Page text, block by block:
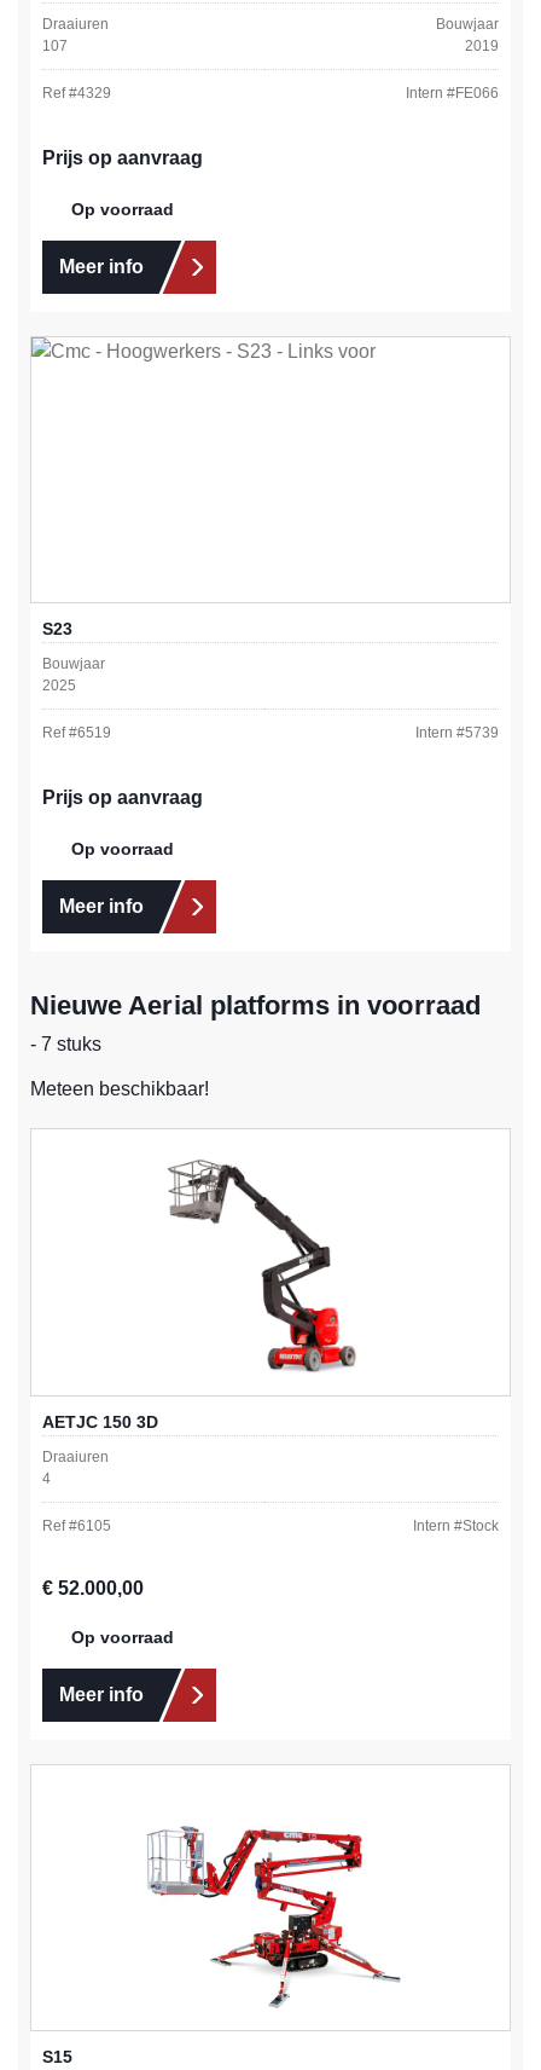
Draaiuren
107
Bouwjaar
2019
Ref #4329 Intern #FE066
Prijs op aanvraag
Op voorraad
Meer info
S23
Bouwjaar
2025
Ref #6519 Intern #5739
Prijs op aanvraag
Op voorraad
Meer info
Nieuwe Aerial platforms in voorraad
- 7 stuks
Meteen beschikbaar!
AETJC 150 3D
Draaiuren
4
Ref #6105 Intern #Stock
Normale prijs:
€ 52.000,00
Op voorraad
Meer info
S15